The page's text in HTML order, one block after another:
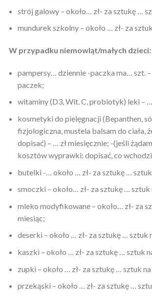
strój galowy – około… zł- za sztukę …
mundurek szkolny – około … zł- za
W przypadku niemowląt/małych dzieci:
pampersy… dziennie -paczka ma… szt. –
paczek;
witaminy (D3, Wit. C, probiotyk) leki –
kosmetyki do pielęgnacji (Bepanthen,
fizjologiczna, mustela balsam do ciała,
dopisać) – … zł miesięcznie; -(jeśli
kosztów wyprawki: dopisać, co
butelki -… około … zł- za sztukę …
smoczki – około… zł- za sztukę … sztuk
mleko modyfikowane – około… zł- za
miesiąc;
deserki – około … zł- za sztukę … sztuk
kaszki – około … zł- za sztukę … sztuk
zupki – około … zł- za sztukę … sztuk
przekąski – około … zł- za sztukę …